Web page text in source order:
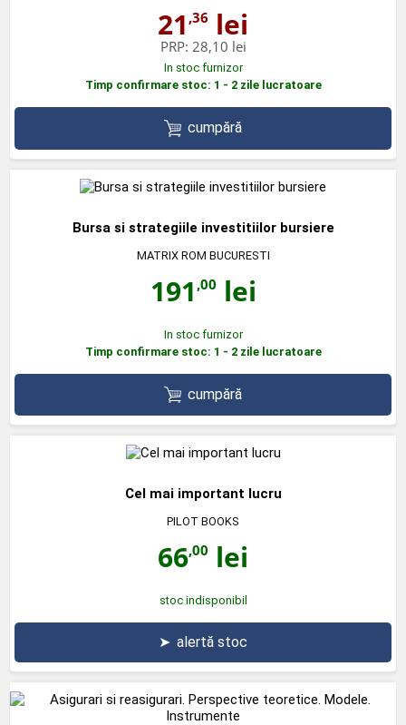
21 ,36 lei
PRP: 28,10 lei
In stoc furnizor
Timp confirmare stoc: 1 - 2 zile lucratoare
cumpără
Bursa si strategiile investitiilor bursiere
MATRIX ROM BUCURESTI
191 ,00 lei
In stoc furnizor
Timp confirmare stoc: 1 - 2 zile lucratoare
cumpără
Cel mai important lucru
PILOT BOOKS
66,00 lei
stoc indisponibil
➤ alertă stoc